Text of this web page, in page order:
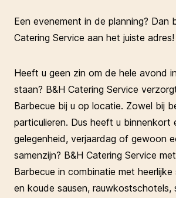
Een evenement in de planning? Dan
Catering Service aan het juiste adres!
Heeft u geen zin om de hele avond
staan? B&H Catering Service
Barbecue bij u op locatie. Zowel bij
particulieren. Dus heeft u binnenkort
gelegenheid, verjaardag of gewoon
samenzijn? B&H Catering Service
Barbecue in combinatie met heerlijke
en koude sausen,